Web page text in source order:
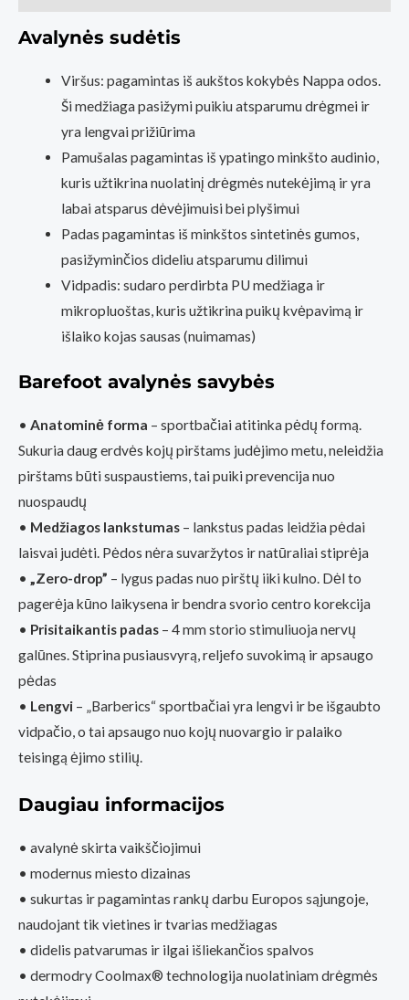
Avalynės sudėtis
Viršus: pagamintas iš aukštos kokybės Nappa odos.
Ši medžiaga pasižymi puikiu atsparumu drėgmei ir
yra lengvai prižiūrima
Pamušalas pagamintas iš ypatingo minkšto audinio,
kuris užtikrina nuolatinį drėgmės nutekėjimą ir yra
labai atsparus dėvėjimuisi bei plyšimui
Padas pagamintas iš minkštos sintetinės gumos,
pasižyminčios dideliu atsparumu dilimui
Vidpadis: sudaro perdirbta PU medžiaga ir
mikropluoštas, kuris užtikrina puikų kvėpavimą ir
išlaiko kojas sausas (nuimamas)
Barefoot avalynės savybės
• Anatominė forma – sportbačiai atitinka pėdų formą.
Sukuria daug erdvės kojų pirštams judėjimo metu, neleidžia
pirštams būti suspaustiems, tai puiki prevencija nuo
nuospaudų
• Medžiagos lankstumas – lankstus padas leidžia pėdai
laisvai judėti. Pėdos nėra suvaržytos ir natūraliai stiprėja
• „Zero-drop” – lygus padas nuo pirštų iiki kulno. Dėl to
pagerėja kūno laikysena ir bendra svorio centro korekcija
• Prisitaikantis padas – 4 mm storio stimuliuoja nervų
galūnes. Stiprina pusiausvyrą, reljefo suvokimą ir apsaugo
pėdas
• Lengvi – „Barberics“ sportbačiai yra lengvi ir be išgaubto
vidpačio, o tai apsaugo nuo kojų nuovargio ir palaiko
teisingą ėjimo stilių.
Daugiau informacijos
• avalynė skirta vaikščiojimui
• modernus miesto dizainas
• sukurtas ir pagamintas rankų darbu Europos sąjungoje,
naudojant tik vietines ir tvarias medžiagas
• didelis patvarumas ir ilgai išliekančios spalvos
• dermodry Coolmax® technologija nuolatiniam drėgmės